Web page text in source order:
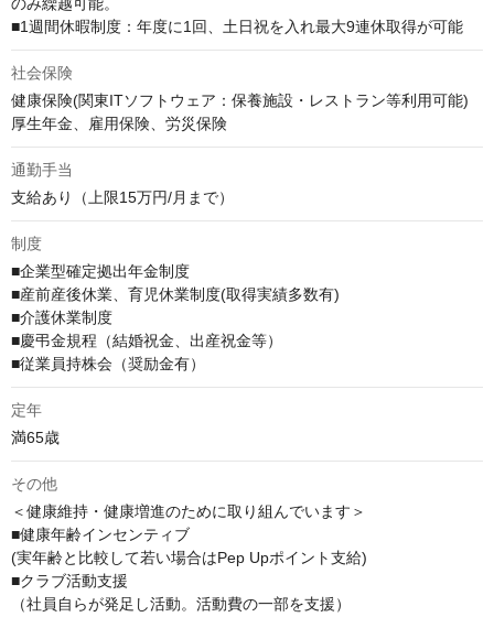
■1週間休暇制度：年度に1回、土日祝を入れ最大9連休取得が可能
社会保険
健康保険(関東ITソフトウェア：保養施設・レストラン等利用可能)
厚生年金、雇用保険、労災保険
通勤手当
支給あり（上限15万円/月まで）
制度
■企業型確定拠出年金制度
■産前産後休業、育児休業制度(取得実績多数有)
■介護休業制度
■慶弔金規程（結婚祝金、出産祝金等）
■従業員持株会（奨励金有）
定年
満65歳
その他
＜健康維持・健康増進のために取り組んでいます＞
■健康年齢インセンティブ
(実年齢と比較して若い場合はPep Upポイント支給)
■クラブ活動支援
（社員自らが発足し活動。活動費の一部を支援）